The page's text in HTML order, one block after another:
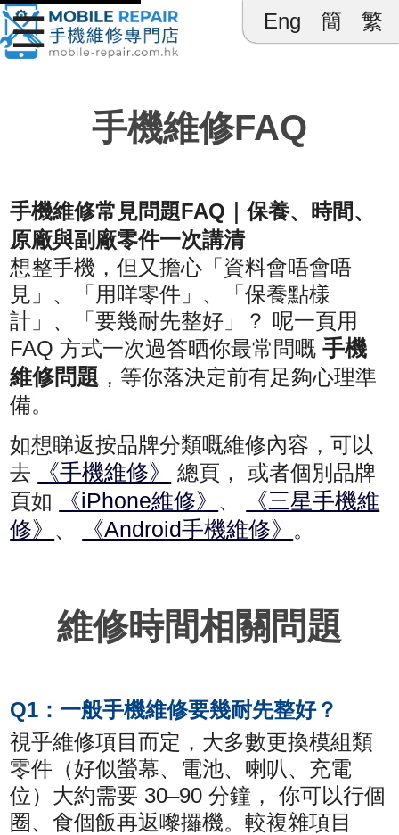
Eng 簡 繁
☰
手機維修FAQ
手機維修常見問題FAQ｜保養、時間、
原廠與副廠零件一次講清
想整手機，但又擔心「資料會唔會唔
見」、「用咩零件」、「保養點樣
計」、「要幾耐先整好」？ 呢一頁用
FAQ 方式一次過答晒你最常問嘅手機
維修問題 ，等你落決定前有足夠心理準
備。
如想睇返按品牌分類嘅維修內容，可以
去
《手機維修》
總頁， 或者個別品牌
頁如
《iPhone維修》 、
《三星手機維
修》 、 《Android手機維修》 。
維修時間相關問題
Q1：一般手機維修要幾耐先整好？
視乎維修項目而定，大多數更換模組類
零件（好似螢幕、電池、喇叭、充電
位）大約需要 30–90 分鐘， 你可以行個
圈、食個飯再返嚟攞機。較複雜項目